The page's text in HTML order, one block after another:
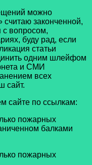
можно
законченной,
с вопросом,
буду рад, если
статьи
одним шлейфом
и СМИ
всех
сайт.
сайте по ссылкам:
пожарных
балками
пожарных